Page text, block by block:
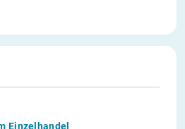
Einzelhandel